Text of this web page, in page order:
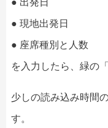
● 現地出発日
● 座席種別と人数
を入力したら、緑の
少しの読み込み時間
す。